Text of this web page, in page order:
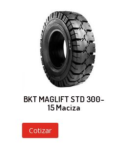
BKT MAGLIFT STD 300-
15 Maciza
Cotizar